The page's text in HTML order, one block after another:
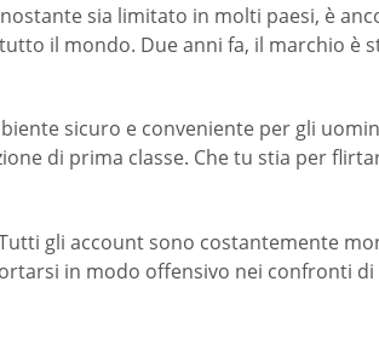
sia limitato in molti paesi, è
il mondo. Due anni fa, il marchio
sicuro e conveniente per gli
di prima classe. Che tu stia per
gli account sono costantemente
in modo offensivo nei confronti